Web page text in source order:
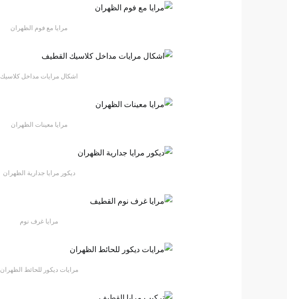
مرايا مع فوم الظهران
اشكال مرايات مداخل كلاسيك
مرايا معينات الظهران
ديكور مرايا جدارية الظهران
مرايا غرف نوم
مرايات ديكور للحائط الظهران